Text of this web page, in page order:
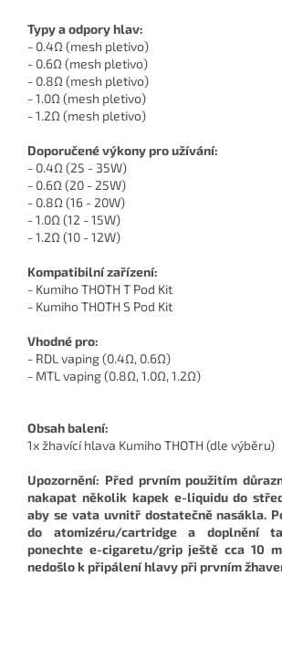
Typy a odpory hlav:
- 0.4Ω (mesh pletivo)
- 0.6Ω (mesh pletivo)
- 0.8Ω (mesh pletivo)
- 1.0Ω (mesh pletivo)
- 1.2Ω (mesh pletivo)
Doporučené výkony pro užívání:
- 0.4Ω (25 - 35W)
- 0.6Ω (20 - 25W)
- 0.8Ω (16 - 20W)
- 1.0Ω (12 - 15W)
- 1.2Ω (10 - 12W)
Kompatibilní zařízení:
- Kumiho THOTH T Pod Kit
- Kumiho THOTH S Pod Kit
Vhodné pro:
- RDL vaping (0.4Ω, 0.6Ω)
- MTL vaping (0.8Ω, 1.0Ω, 1.2Ω)
Obsah balení:
1x žhavící hlava Kumiho THOTH (dle výběru)
Upozornění: Před prvním použitím
nakapat několik kapek e-liquidu do
aby se vata uvnitř dostatečně nasákla.
do atomizéru/cartridge a doplnění
ponechte e-cigaretu/grip ještě cca 10
nedošlo k připálení hlavy při prvním